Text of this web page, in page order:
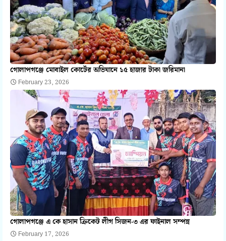
গোলাপগঞ্জে মোবাইল কোর্টের অভিযানে ১৫ হাজার টাকা জরিমানা
February 23, 2026
গোলাপগঞ্জে এ কে হাসান ক্রিকেট লীগ সিজন-৩ এর ফাইনাল সম্পন্ন
February 17, 2026